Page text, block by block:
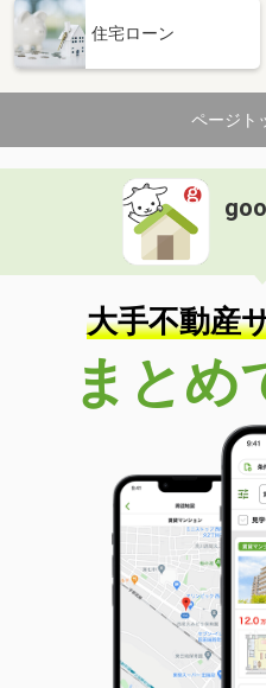
住宅ローン
ページト
大手不動産
まとめ